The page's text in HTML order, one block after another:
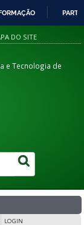
DO SITE
e Tecnologia de
LOGIN